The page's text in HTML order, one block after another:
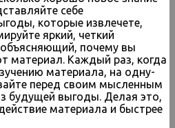
себе
которые извлечете,
яркий, четкий
почему вы
материал. Каждый раз, когда
материала, на одну-
перед своим мысленным
будущей выгоды. Делая это,
материала и быстрее